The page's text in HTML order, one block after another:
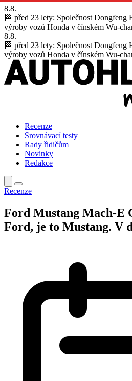
8.8.
🏁 před 23 lety: Společnost Dongfeng
výroby vozů Honda v čínském Wu-
8.8.
🏁 před 23 lety: Společnost Dongfeng
výroby vozů Honda v čínském Wu-
Recenze
Srovnávací testy
Rady řidičům
Novinky
Redakce
Recenze
Ford Mustang Mach-E
Ford, je to Mustang. V